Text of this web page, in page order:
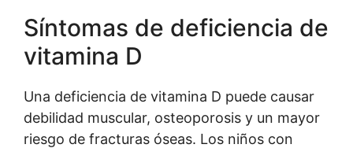
Síntomas de deficiencia de
vitamina D
Una deficiencia de vitamina D puede causar
debilidad muscular, osteoporosis y un mayor
riesgo de fracturas óseas. Los niños con